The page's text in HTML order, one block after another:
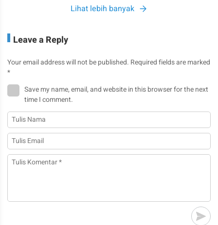
Lihat lebih banyak
Leave a Reply
Your email address will not be published. Required fields are marked
*
Save my name, email, and website in this browser for the next
time I comment.